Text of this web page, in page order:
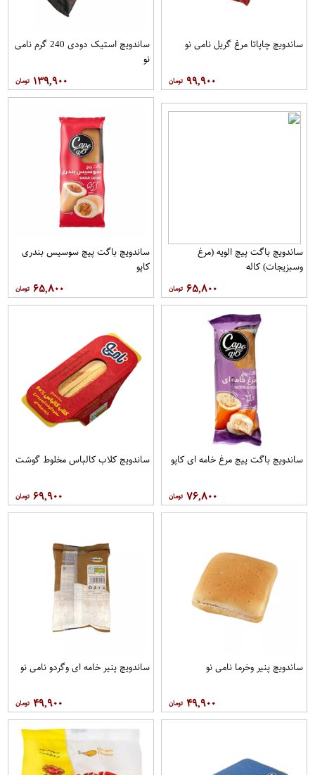
ساندویچ چاپاتا مرغ گریل نامی نو
۹۹,۹۰۰
ساندویچ استیک دودی 240 گرم نامی
نو
۱۳۹,۹۰۰
ساندویچ باگت پیچ الویه (مرغ
وسبزیجات) کاله
۶۵,۸۰۰
ساندویچ باگت پیچ سوسیس بندری
کاپو
۶۵,۸۰۰
ساندویچ باگت پیچ مرغ خامه ای کاپو
۷۶,۸۰۰
ساندویچ کلاب کالباس مخلوط گوشت
۶۹,۹۰۰
ساندویچ پنیر وخرما نامی نو
۴۹,۹۰۰
ساندویچ پنیر خامه ای وگردو نامی نو
۴۹,۹۰۰